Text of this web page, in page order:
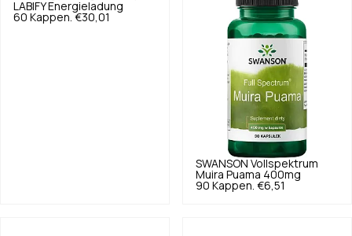
LABIFY Energieladung
60 Kappen. €30,01
SWANSON Vollspektrum
Muira Puama 400mg
90 Kappen. €6,51